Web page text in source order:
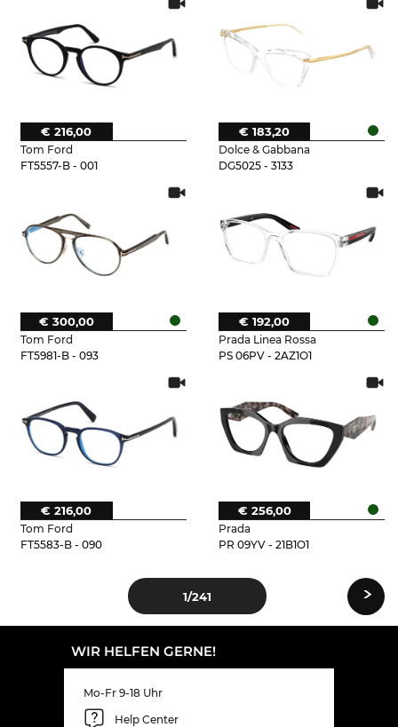
Tom Ford
FT5557-B - 001
€ 216,00
Dolce & Gabbana
DG5025 - 3133
€ 183,20
Tom Ford
FT5981-B - 093
€ 300,00
Prada Linea Rossa
PS 06PV - 2AZ1O1
€ 192,00
Tom Ford
FT5583-B - 090
€ 216,00
Prada
PR 09YV - 21B1O1
€ 256,00
1/241 ›
WIR HELFEN GERNE!
Mo-Fr 9-18 Uhr
Help Center